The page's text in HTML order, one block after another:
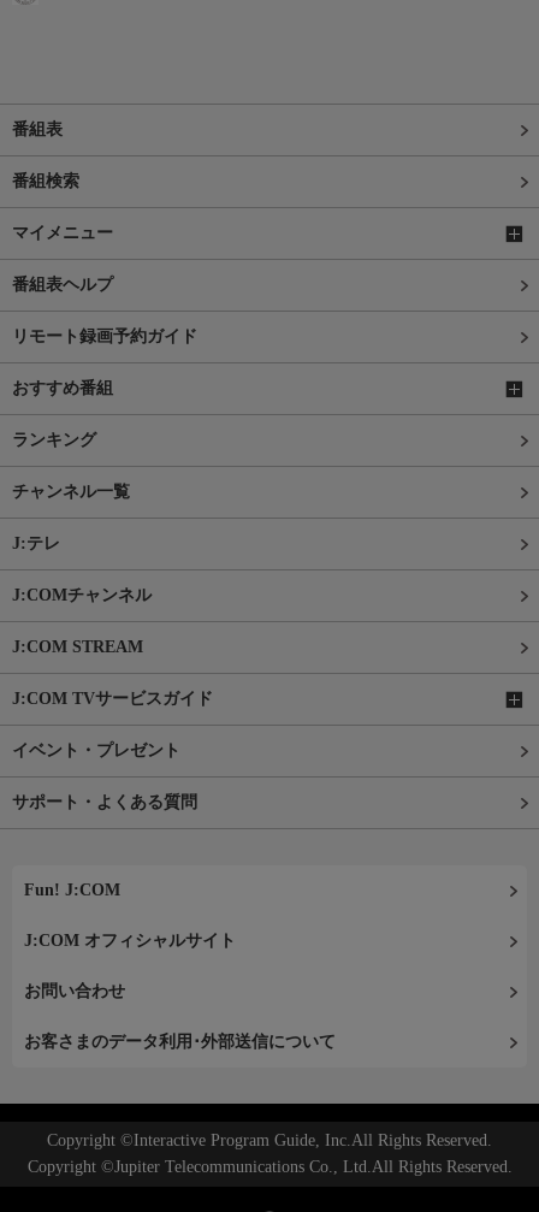
番組表
番組検索
マイメニュー
番組表ヘルプ
リモート録画予約ガイド
おすすめ番組
ランキング
チャンネル一覧
J:テレ
J:COMチャンネル
J:COM STREAM
J:COM TVサービスガイド
イベント・プレゼント
サポート・よくある質問
Fun! J:COM
J:COM オフィシャルサイト
お問い合わせ
お客さまのデータ利用･外部送信について
Copyright ©Interactive Program Guide, Inc.All Rights Reserved.
Copyright ©Jupiter Telecommunications Co., Ltd.All Rights Reserved.